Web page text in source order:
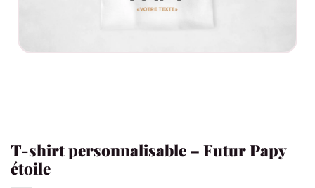
T-shirt personnalisable – Futur Papy
étoile